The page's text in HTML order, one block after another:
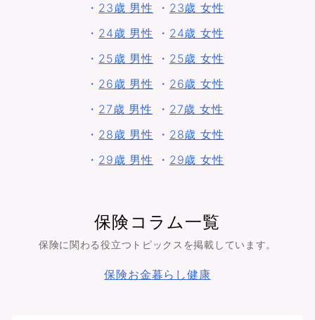
・ 23歳 男性
・ 24歳 男性
・ 25歳 男性
・ 26歳 男性
・ 27歳 男性
・ 28歳 男性
・ 29歳 男性
・ 23歳 女性
・ 24歳 女性
・ 25歳 女性
・ 26歳 女性
・ 27歳 女性
・ 28歳 女性
・ 29歳 女性
保険コラム一覧
保険に関わる役立つトピックスを掲載しています。
保険お金暮らし健康